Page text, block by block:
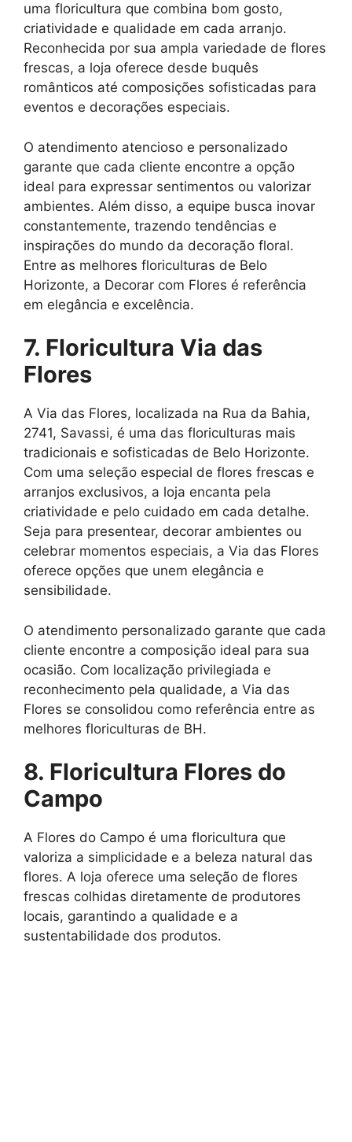
uma floricultura que combina bom gosto,
criatividade e qualidade em cada arranjo.
Reconhecida por sua ampla variedade de flores
frescas, a loja oferece desde buquês
românticos até composições sofisticadas para
eventos e decorações especiais.
O atendimento atencioso e personalizado
garante que cada cliente encontre a opção
ideal para expressar sentimentos ou valorizar
ambientes. Além disso, a equipe busca inovar
constantemente, trazendo tendências e
inspirações do mundo da decoração floral.
Entre as melhores floriculturas de Belo
Horizonte, a Decorar com Flores é referência
em elegância e excelência.
7. Floricultura Via das
Flores
A Via das Flores, localizada na Rua da Bahia,
2741, Savassi, é uma das floriculturas mais
tradicionais e sofisticadas de Belo Horizonte.
Com uma seleção especial de flores frescas e
arranjos exclusivos, a loja encanta pela
criatividade e pelo cuidado em cada detalhe.
Seja para presentear, decorar ambientes ou
celebrar momentos especiais, a Via das Flores
oferece opções que unem elegância e
sensibilidade.
O atendimento personalizado garante que cada
cliente encontre a composição ideal para sua
ocasião. Com localização privilegiada e
reconhecimento pela qualidade, a Via das
Flores se consolidou como referência entre as
melhores floriculturas de BH.
8. Floricultura Flores do
Campo
A Flores do Campo é uma floricultura que
valoriza a simplicidade e a beleza natural das
flores. A loja oferece uma seleção de flores
frescas colhidas diretamente de produtores
locais, garantindo a qualidade e a
sustentabilidade dos produtos.